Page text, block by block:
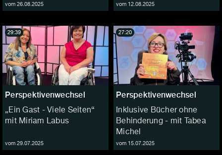
vom 26.08.2025 vom 12.08.2025
Perspektivenwechsel
„Ein Gast - Viele Seiten“
mit Miriam Labus
vom 29.07.2025
29:39
Perspektivenwechsel
Inklusive Bücher ohne
Behinderung - mit Tabea
Michel
vom 15.07.2025
27:20